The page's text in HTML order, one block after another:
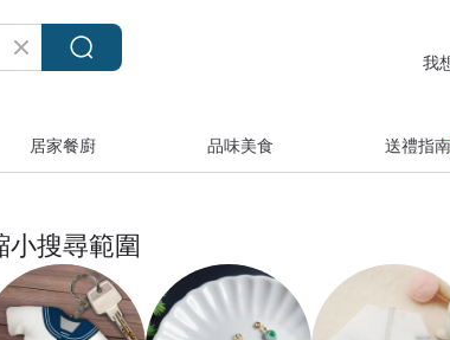
我
居家餐廚 品味美食 送禮指南
小搜尋範圍